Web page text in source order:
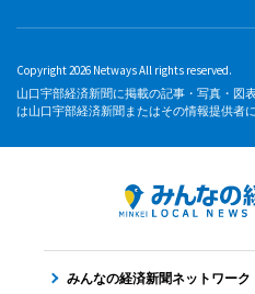
Copyright 2026 Netways All rights reserved.
山口宇部経済新聞に掲載の記事・写真・図
は山口宇部経済新聞またはその情報提供者に
みんなの経済新聞ネットワーク